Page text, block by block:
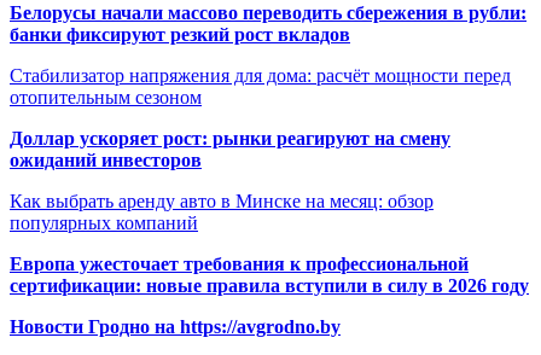
Белорусы начали массово переводить сбережения в рубли:
банки фиксируют резкий рост вкладов
Стабилизатор напряжения для дома: расчёт мощности перед
отопительным сезоном
Доллар ускоряет рост: рынки реагируют на смену
ожиданий инвесторов
Как выбрать аренду авто в Минске на месяц: обзор
популярных компаний
Европа ужесточает требования к профессиональной
сертификации: новые правила вступили в силу в 2026 году
Новости Гродно на https://avgrodno.by